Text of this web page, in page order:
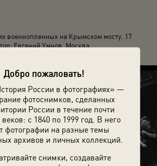
Добро пожаловать!
России в фотографиях» —
фотоснимков, сделанных
России в течение почти
веков: с 1840 по 1999 год. В него
фотографии на разные темы
архивов и личных коллекций.
снимки, создавайте
военнопленных на Крымском мосту. 17
Евгений Умнов. Москва.